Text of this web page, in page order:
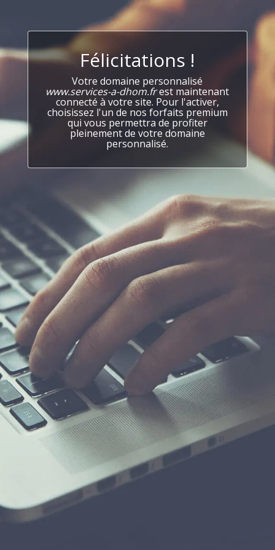
Félicitations !
Votre domaine personnalisé
www.services-a-dhom.frest maintenant
connecté à votre site. Pour l'activer,
choisissez l'un de nos forfaits premium
qui vous permettra de profiter
pleinement de votre domaine
personnalisé.